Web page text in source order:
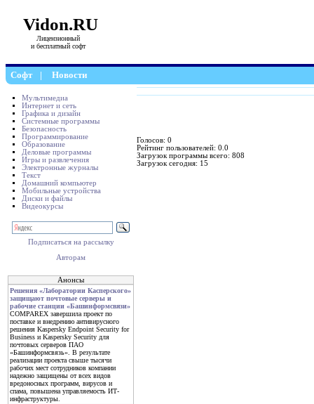
Vidon.RU
Лицензионный
и бесплатный софт
Софт | Новости
Мультимедиа
Интернет и сеть
Графика и дизайн
Системные программы
Безопасность
Программирование
Образование
Деловые программы
Игры и развлечения
Электронные журналы
Текст
Домашний компьютер
Мобильные устройства
Диски и файлы
Видеокурсы
Подписаться на рассылку
Авторам
Анонсы
Решения «Лаборатории Касперского»
защищают почтовые серверы и
рабочие станции «Башинформсвязи»
COMPAREX завершила проект по
поставке и внедрению антивирусного
решения Kaspersky Endpoint Security for
Business и Kaspersky Security для
почтовых серверов ПАО
«Башинформсвязь». В результате
реализации проекта свыше тысячи
рабочих мест сотрудников компании
надежно защищены от всех видов
вредоносных программ, вирусов и
спама, повышена управляемость ИТ-
инфраструктуры.
Голосов: 0
Рейтинг пользователей: 0.0
Загрузок программы всего: 808
Загрузок сегодня: 15